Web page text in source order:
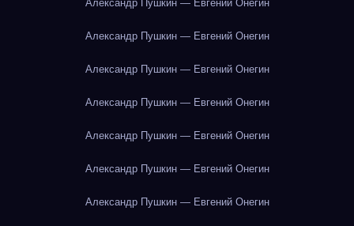
Александр Пушкин — Евгений Онегин
Александр Пушкин — Евгений Онегин
Александр Пушкин — Евгений Онегин
Александр Пушкин — Евгений Онегин
Александр Пушкин — Евгений Онегин
Александр Пушкин — Евгений Онегин
Александр Пушкин — Евгений Онегин